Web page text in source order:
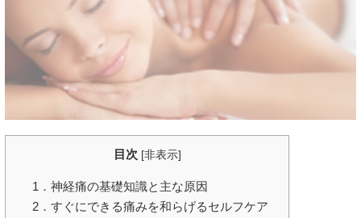
目次 [非表示]
1．神経痛の基礎知識と主な原因
2．すぐにできる痛みを和らげるセルフケア